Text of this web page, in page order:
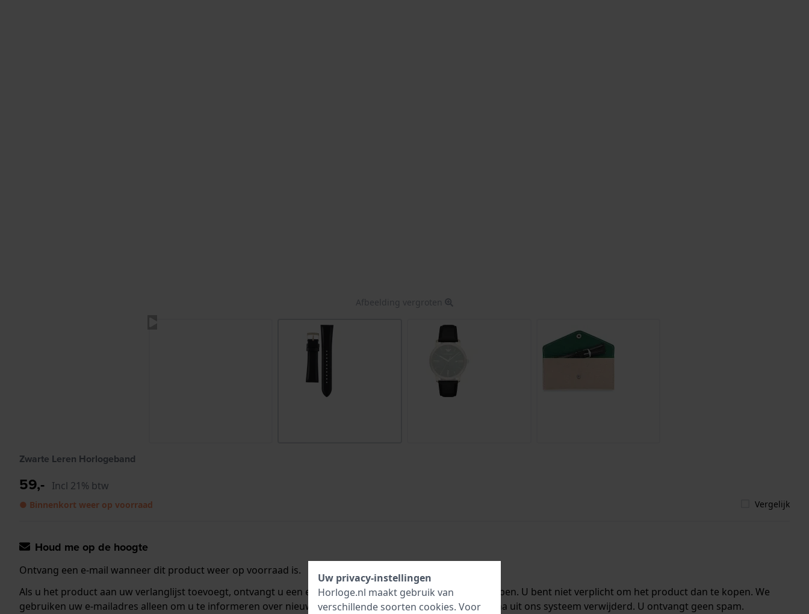
Afbeelding vergroten
Zwarte Leren Horlogeband
59,- Incl 21% btw
● Binnenkort weer op voorraad Vergelijk
Houd me op de hoogte
Ontvang een e-mail wanneer dit product weer op voorraad is.
Als u het product aan uw verlanglijst toevoegt, ontvangt u een e-mail zodra we het weer op voorraad hebben. U bent niet verplicht om het product dan te kopen. We
gebruiken uw e-mailadres alleen om u te informeren over nieuwe voorraad. Het wordt onmiddellijk daarna uit ons systeem verwijderd. U ontvangt geen spam.
Uw privacy-instellingen
Horloge.nl maakt gebruik van
verschillende soorten cookies. Voor